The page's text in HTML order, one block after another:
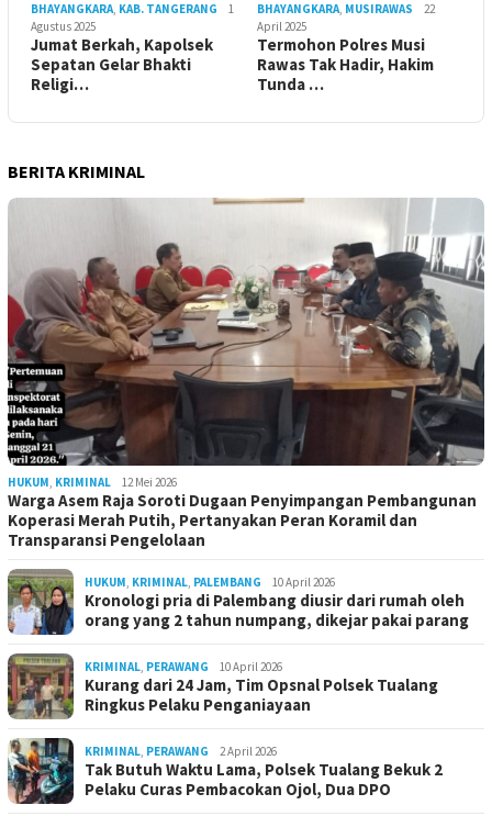
BHAYANGKARA, KAB. TANGERANG
1
Agustus 2025
Jumat Berkah, Kapolsek
Sepatan Gelar Bhakti
Religi…
BHAYANGKARA, MUSIRAWAS
22
April 2025
Termohon Polres Musi
Rawas Tak Hadir, Hakim
Tunda …
BERITA KRIMINAL
HUKUM, KRIMINAL 12 Mei 2026
Warga Asem Raja Soroti Dugaan Penyimpangan Pembangunan
Koperasi Merah Putih, Pertanyakan Peran Koramil dan
Transparansi Pengelolaan
HUKUM, KRIMINAL, PALEMBANG 10 April 2026
Kronologi pria di Palembang diusir dari rumah oleh
orang yang 2 tahun numpang, dikejar pakai parang
KRIMINAL, PERAWANG 10 April 2026
Kurang dari 24 Jam, Tim Opsnal Polsek Tualang
Ringkus Pelaku Penganiayaan
KRIMINAL, PERAWANG 2 April 2026
Tak Butuh Waktu Lama, Polsek Tualang Bekuk 2
Pelaku Curas Pembacokan Ojol, Dua DPO